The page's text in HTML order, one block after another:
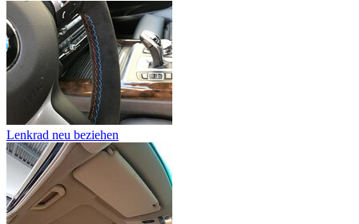
Lenkrad neu beziehen